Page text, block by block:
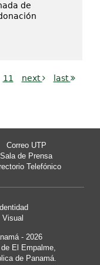
de
11 next last
Correo UTP
Sala de Prensa
Telefónico
Identidad
Visual
- 2026
El Empalme,
de Panamá.